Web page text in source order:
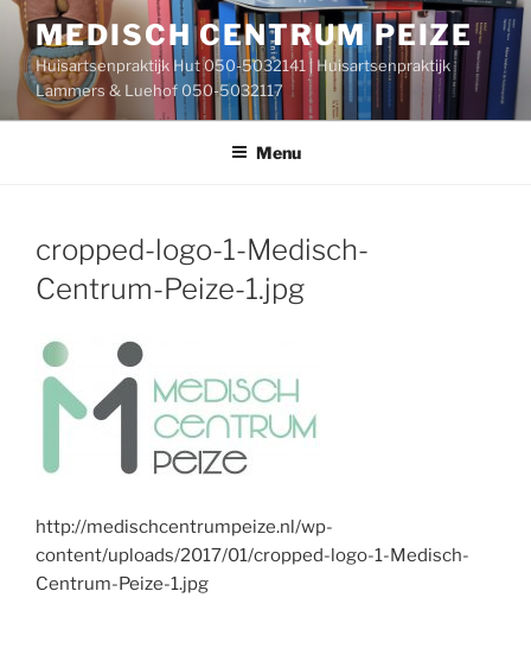
Ga
naar
inhoud
MEDISCH CENTRUM PEIZE
Huisartsenpraktijk Hut 050-5032141 | Huisartsenpraktijk
Lammers & Luehof 050-5032117
Menu
cropped-logo-1-Medisch-
Centrum-Peize-1.jpg
http://medischcentrumpeize.nl/wp-
content/uploads/2017/01/cropped-logo-1-Medisch-
Centrum-Peize-1.jpg